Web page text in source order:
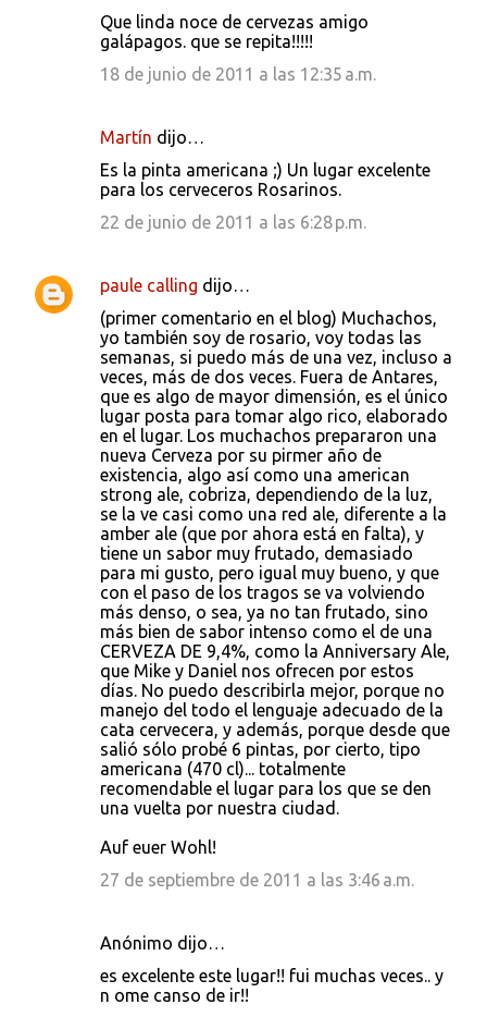
Que linda noce de cervezas amigo
galápagos. que se repita!!!!!
18 de junio de 2011 a las 12:35 a.m.
Martín dijo…
Es la pinta americana ;) Un lugar excelente
para los cerveceros Rosarinos.
22 de junio de 2011 a las 6:28 p.m.
paule calling dijo…
(primer comentario en el blog) Muchachos,
yo también soy de rosario, voy todas las
semanas, si puedo más de una vez, incluso a
veces, más de dos veces. Fuera de Antares,
que es algo de mayor dimensión, es el único
lugar posta para tomar algo rico, elaborado
en el lugar. Los muchachos prepararon una
nueva Cerveza por su pirmer año de
existencia, algo así como una american
strong ale, cobriza, dependiendo de la luz,
se la ve casi como una red ale, diferente a la
amber ale (que por ahora está en falta), y
tiene un sabor muy frutado, demasiado
para mi gusto, pero igual muy bueno, y que
con el paso de los tragos se va volviendo
más denso, o sea, ya no tan frutado, sino
más bien de sabor intenso como el de una
CERVEZA DE 9,4%, como la Anniversary Ale,
que Mike y Daniel nos ofrecen por estos
días. No puedo describirla mejor, porque no
manejo del todo el lenguaje adecuado de la
cata cervecera, y además, porque desde que
salió sólo probé 6 pintas, por cierto, tipo
americana (470 cl)... totalmente
recomendable el lugar para los que se den
una vuelta por nuestra ciudad.
Auf euer Wohl!
27 de septiembre de 2011 a las 3:46 a.m.
Anónimo dijo…
es excelente este lugar!! fui muchas veces.. y
n ome canso de ir!!